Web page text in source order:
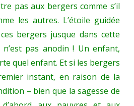
pas aux bergers comme s’il
les autres. L’étoile guidée
bergers jusque dans cette
pas anodin ! Un enfant,
quel enfant. Et si les bergers
instant, en raison de la
– bien que la sagesse de